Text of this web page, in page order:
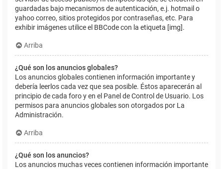
guardadas bajo mecanismos de autenticación, e.j. hotmail o
yahoo correo, sitios protegidos por contraseñas, etc. Para
exhibir imágenes utilice el BBCode con la etiqueta [img].
Arriba
¿Qué son los anuncios globales?
Los anuncios globales contienen información importante y
debería leerlos cada vez que sea posible. Éstos aparecerán al
principio de cada foro y en el Panel de Control de Usuario. Los
permisos para anuncios globales son otorgados por La
Administración.
Arriba
¿Qué son los anuncios?
Los anuncios muchas veces contienen información importante